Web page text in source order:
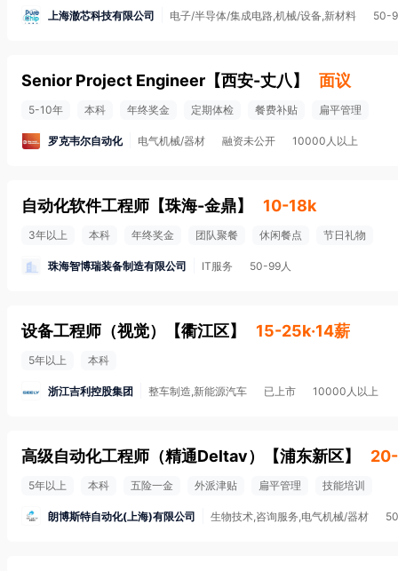
上海澈芯科技有限公司 电子/半导体/集成电路,机械/设备,新材料 50-
Senior Project Engineer 【西安-丈八 】 面议
5-10年 本科 年终奖金 定期体检 餐费补贴 扁平管理
罗克韦尔自动化 电气机械/器材 融资未公开 10000人以上
自动化软件工程师 【珠海-金鼎】 10-18k
3年以上 本科 年终奖金 团队聚餐 休闲餐点 节日礼物
珠海智博瑞装备制造有限公司 IT服务 50-99人
设备工程师（视觉） 【衢江区】 15-25k·14薪
5年以上 本科
浙江吉利控股集团 整车制造,新能源汽车 已上市 10000人以上
高级自动化工程师（精通Deltav） 【浦东新区】
5年以上 本科 五险一金 外派津贴 扁平管理 技能培训
朗博斯特自动化(上海)有限公司 生物技术,咨询服务,电气机械/器材